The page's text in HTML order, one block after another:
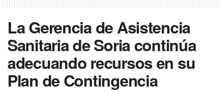
La Gerencia de Asistencia
Sanitaria de Soria continúa
adecuando recursos en su
Plan de Contingencia